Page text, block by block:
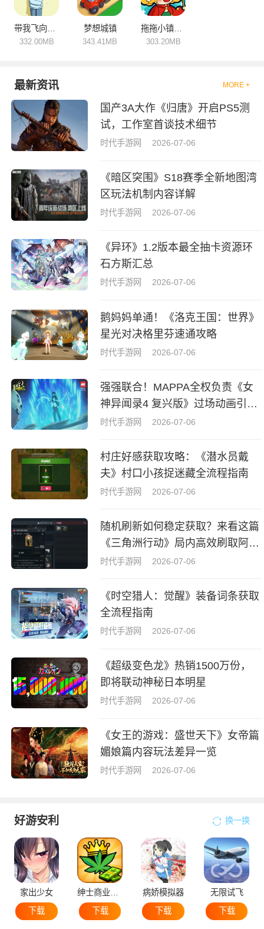
332.00MB
梦想城镇
343.41MB
拖拖小镇穿越忙碌的世界
303.20MB
最新资讯 MORE +
国产3A大作《归唐》开启PS5测
试，工作室首谈技术细节
时代手游网 2026-07-06
《暗区突围》S18赛季全新地图湾
区玩法机制内容详解
时代手游网 2026-07-06
《异环》1.2版本最全抽卡资源环
石方斯汇总
时代手游网 2026-07-06
鹅妈妈单通！《洛克王国：世界》
星光对决格里芬速通攻略
时代手游网 2026-07-06
强强联合！MAPPA全权负责《女
神异闻录4 复兴版》过场动画引热
议
时代手游网 2026-07-06
村庄好感获取攻略：《潜水员戴
夫》村口小孩捉迷藏全流程指南
时代手游网 2026-07-06
随机刷新如何稳定获取？来看这篇
《三角洲行动》局内高效刷取阿萨
拉牌盒指南
时代手游网 2026-07-06
《时空猎人：觉醒》装备词条获取
全流程指南
时代手游网 2026-07-06
《超级变色龙》热销1500万份，
即将联动神秘日本明星
时代手游网 2026-07-06
《女王的游戏：盛世天下》女帝篇
媚娘篇内容玩法差异一览
时代手游网 2026-07-06
好游安利 换一换
家出少女
下载
下载
病娇模拟器
下载
无限试飞
下载